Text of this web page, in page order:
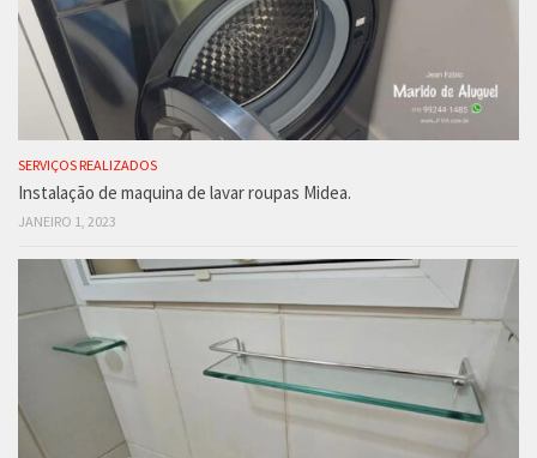
SERVIÇOS REALIZADOS
Instalação de maquina de lavar roupas Midea.
JANEIRO 1, 2023